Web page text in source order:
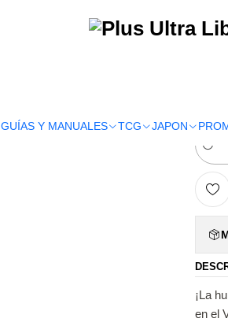
GUÍAS Y MANUALES TCG JAPON
¡La
en el